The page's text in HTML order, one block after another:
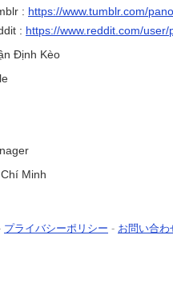
: https://www.tumblr.com/
: https://www.reddit.com/
Định Kèo
Minh
プライバシーポリシー - お問い合わ